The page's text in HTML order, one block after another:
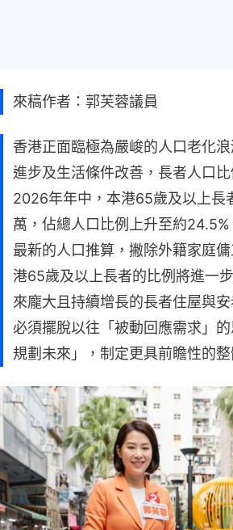
來稿作者：郭芙蓉議員
香港正面臨極為嚴峻的人口老化
進步及生活條件改善，長者人口
2026年年中，本港65歲及以上長
萬，佔總人口比例上升至約
最新的人口推算，撇除外籍家庭
港65歲及以上長者的比例將進一
來龐大且持續增長的長者住屋與
必須擺脫以往「被動回應需求」
規劃未來」，制定更具前瞻性的整